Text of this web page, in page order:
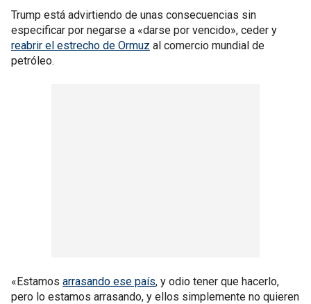
Trump está advirtiendo de unas consecuencias sin
especificar por negarse a «darse por vencido», ceder y
reabrir el estrecho de Ormuz al comercio mundial de
petróleo.
«Estamos arrasando ese país, y odio tener que hacerlo,
pero lo estamos arrasando, y ellos simplemente no quieren